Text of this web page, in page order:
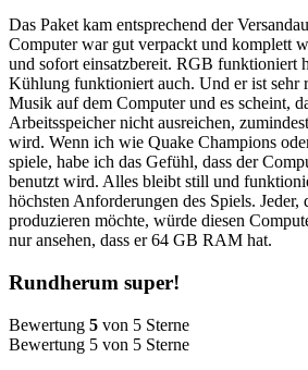
Das Paket kam entsprechend der
Computer war gut verpackt und komplett
und sofort einsatzbereit. RGB funktioniert
Kühlung funktioniert auch. Und er ist sehr
Musik auf dem Computer und es scheint,
Arbeitsspeicher nicht ausreichen,
wird. Wenn ich wie Quake Champions
spiele, habe ich das Gefühl, dass der
benutzt wird. Alles bleibt still und
höchsten Anforderungen des Spiels.
produzieren möchte, würde diesen
nur ansehen, dass er 64 GB RAM hat.
Rundherum super!
Bewertung 5 von 5 Sterne
Bewertung 5 von 5 Sterne